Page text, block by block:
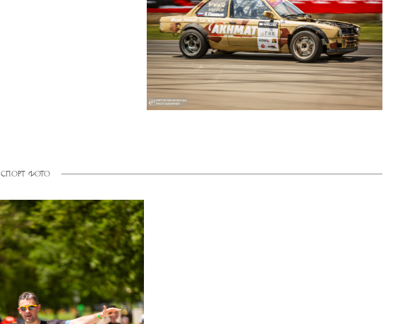
СПОРТ ФОТО